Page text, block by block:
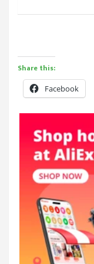
Share this:
Facebook